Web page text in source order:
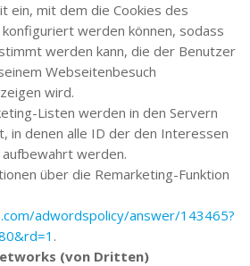
ein, mit dem die Cookies des
werden können, sodass
werden kann, die der Benutzer
Webseitenbesuch
wird.
Listen werden in den Servern
in denen alle ID der den Interessen
werden.
über die Remarketing-Funktion
adwordspolicy/answer/143465?
.
(von Dritten)